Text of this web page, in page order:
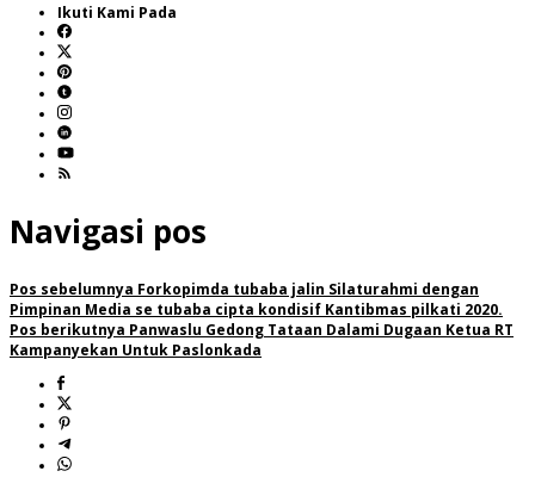
Ikuti Kami Pada
Navigasi pos
Pos sebelumnya Forkopimda tubaba jalin Silaturahmi dengan
Pimpinan Media se tubaba cipta kondisif Kantibmas pilkati 2020.
Pos berikutnya Panwaslu Gedong Tataan Dalami Dugaan Ketua RT
Kampanyekan Untuk Paslonkada